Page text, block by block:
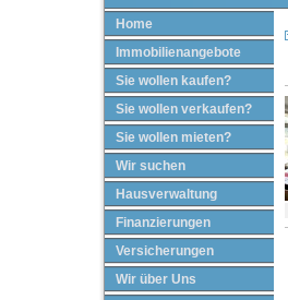
Home
Immobilienangebote
Sie wollen kaufen?
Sie wollen verkaufen?
Sie wollen mieten?
Wir suchen
Hausverwaltung
Finanzierungen
Versicherungen
Wir über Uns